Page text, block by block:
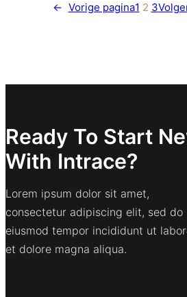
← Vorige pagina1 2 3
Ready To Start
With Intrace?
Lorem ipsum dolor sit amet,
consectetur adipiscing elit, sed do
eiusmod tempor incididunt ut
et dolore magna aliqua.